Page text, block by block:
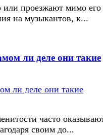
или проезжают мимо его
на музыкантов, к...
ли деле они такие
часто
своим до...